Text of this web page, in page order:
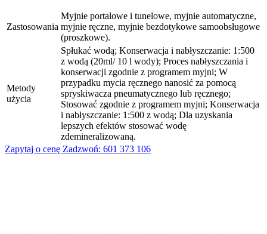
Zastosowania
Myjnie portalowe i tunelowe, myjnie automatyczne,
myjnie ręczne, myjnie bezdotykowe samoobsługowe
(proszkowe).
Metody
użycia
Spłukać wodą; Konserwacja i nabłyszczanie: 1:500
z wodą (20ml/ 10 l wody); Proces nabłyszczania i
konserwacji zgodnie z programem myjni; W
przypadku mycia ręcznego nanosić za pomocą
spryskiwacza pneumatycznego lub ręcznego;
Stosować zgodnie z programem myjni; Konserwacja
i nabłyszczanie: 1:500 z wodą; Dla uzyskania
lepszych efektów stosować wodę
zdemineralizowaną.
Zapytaj o cenę Zadzwoń: 601 373 106